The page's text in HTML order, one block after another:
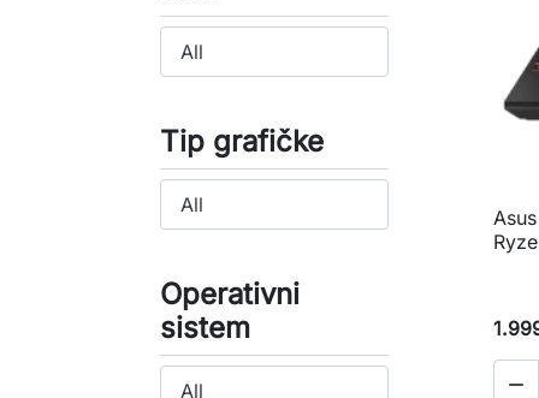
Tip grafičke
Operativni
sistem
